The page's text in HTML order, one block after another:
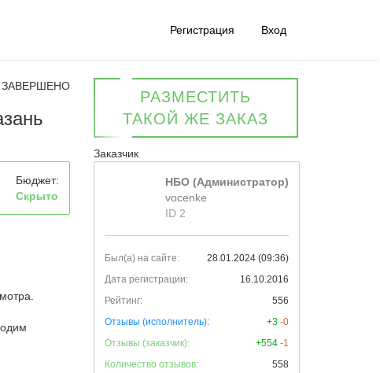
Регистрация Вход
ЗАВЕРШЕНО
РАЗМЕСТИТЬ
ТАКОЙ ЖЕ ЗАКАЗ
Бюджет:
Скрыто
Заказчик
НБО (Администратор)
vocenke
ID 2
Был(а) на сайте:
28.01.2024 (09:36)
Дата регистрации:
16.10.2016
Рейтинг:
556
Отзывы (исполнитель):
+3 -0
Отзывы (заказчик):
+554 -1
Количество отзывов:
558